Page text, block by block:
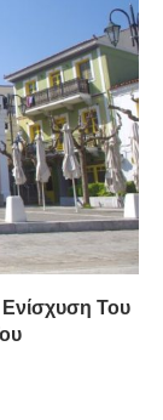
Ενίσχυση Του